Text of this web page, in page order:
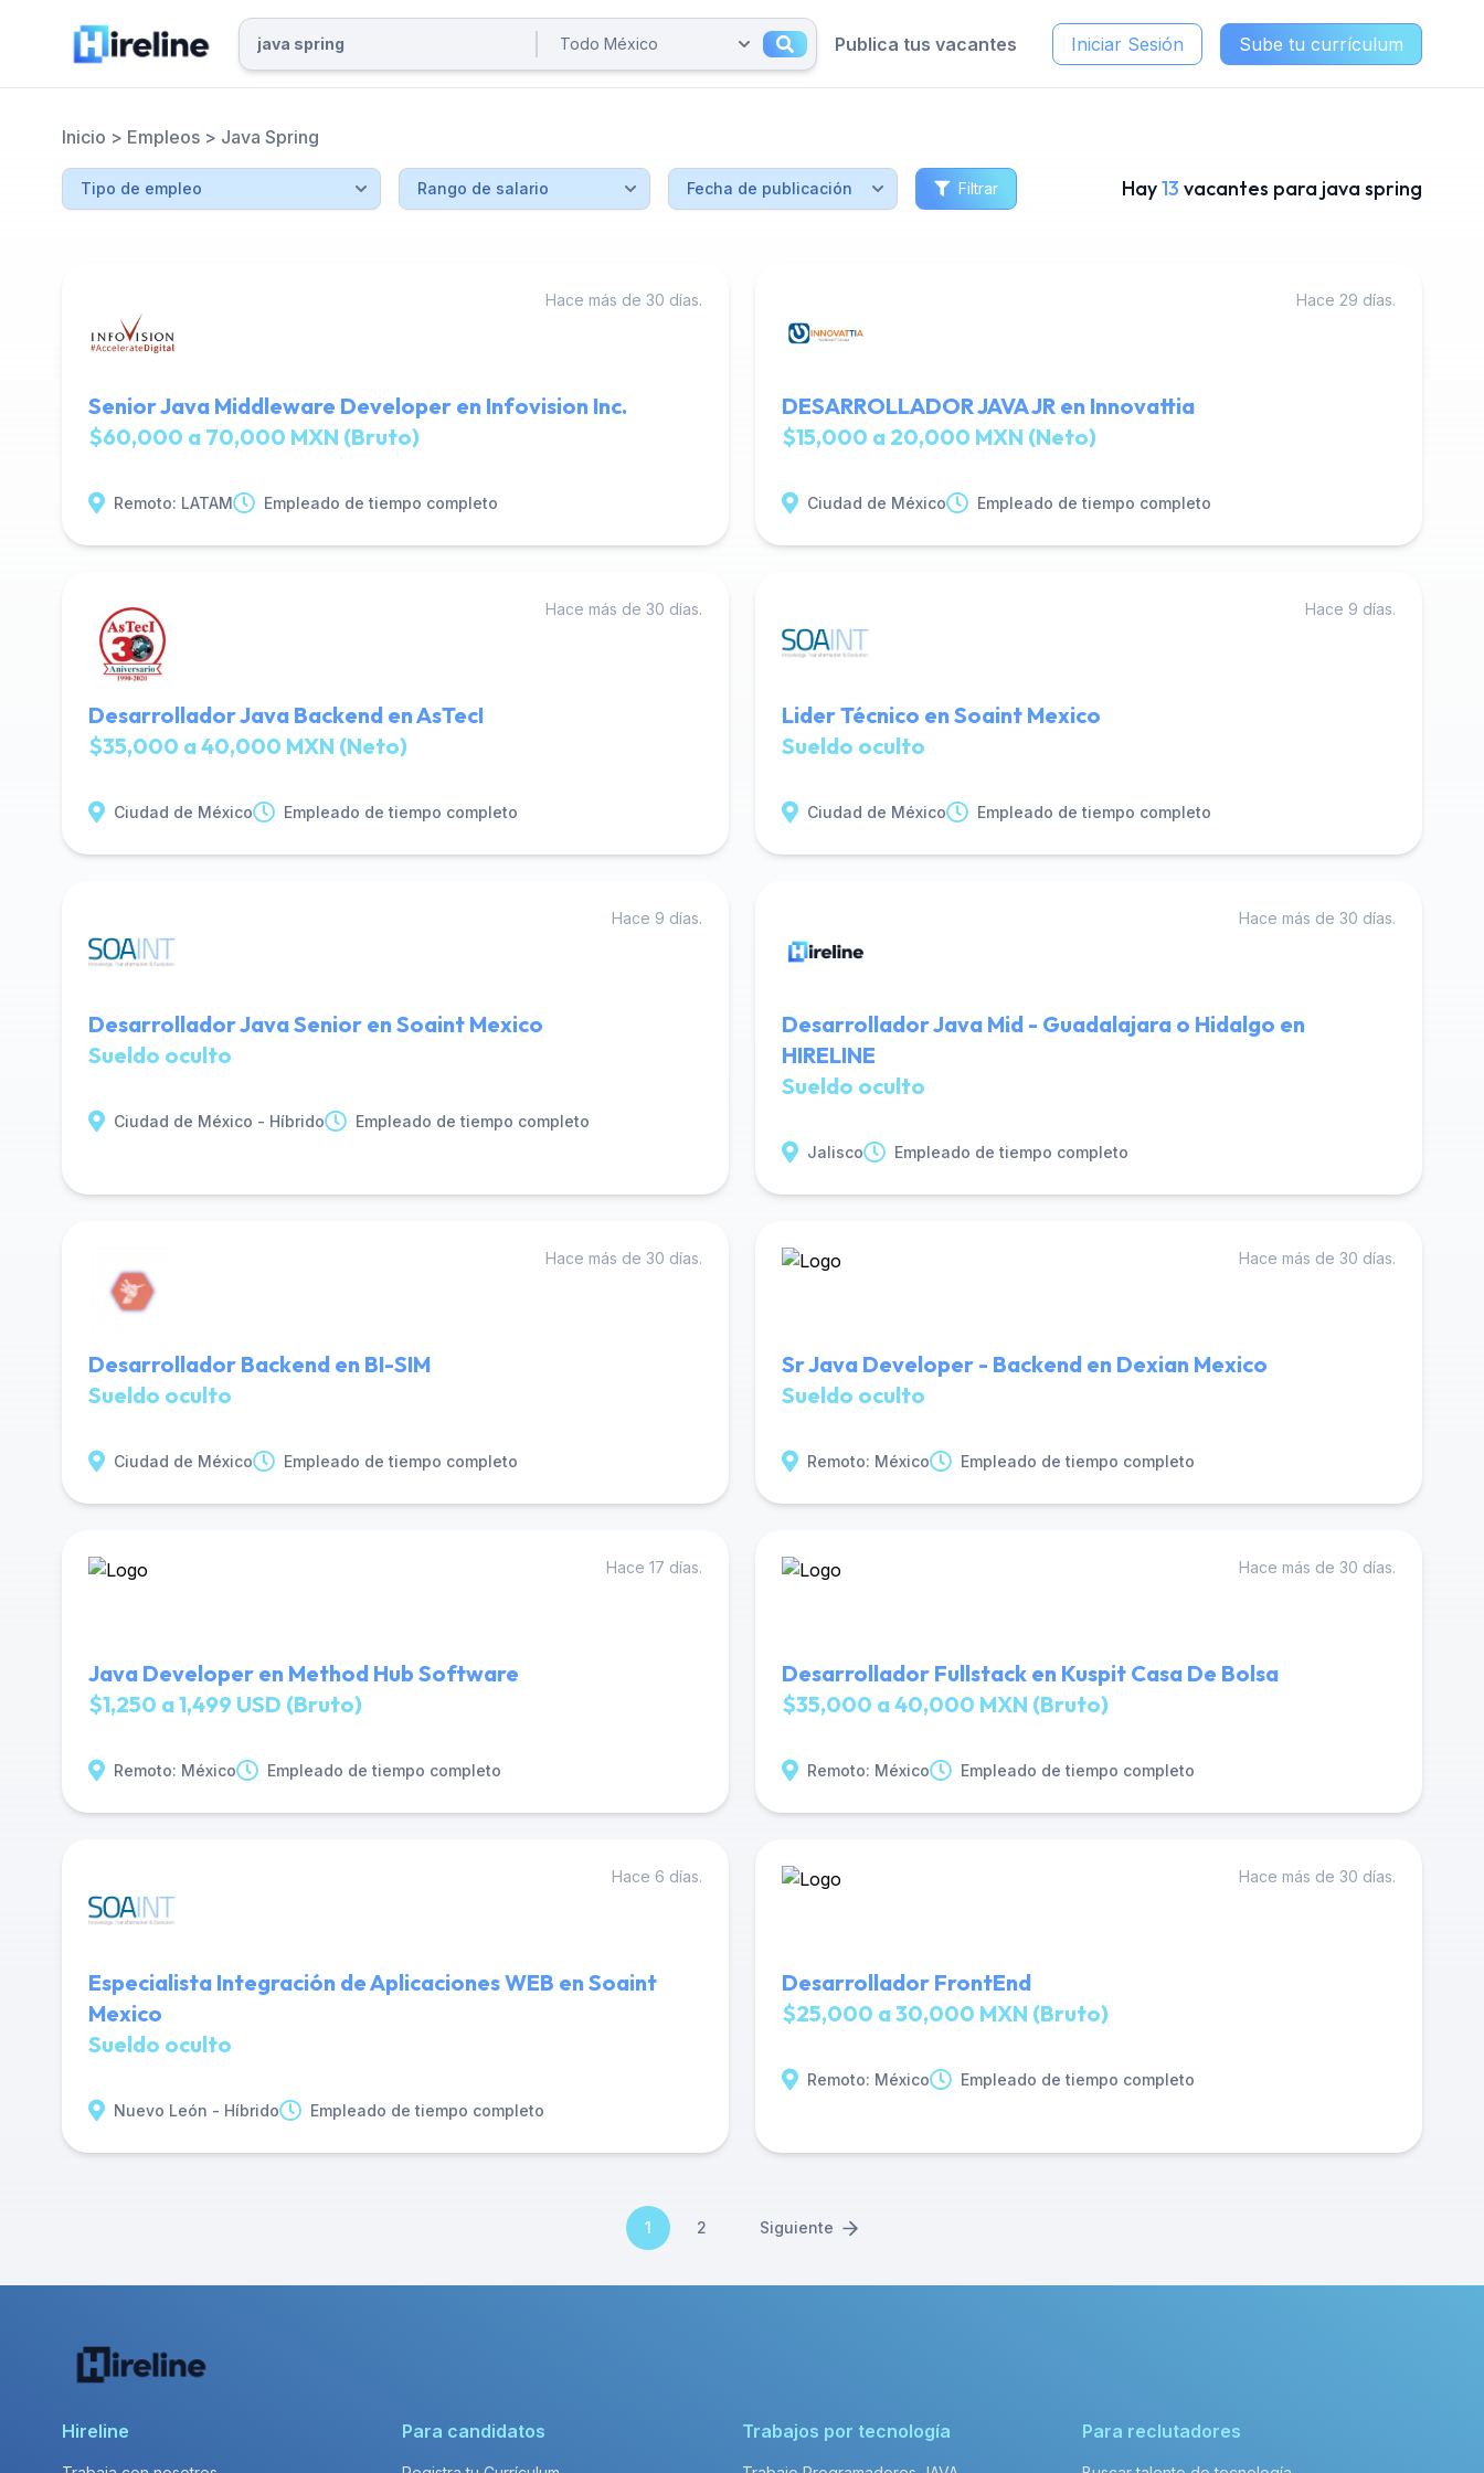
Publica tus vacantes Iniciar Sesión Sube tu currículum
Inicio > Empleos > Java Spring
Filtrar Hay13 vacantes para java spring
Hace más de 30 días.
Senior Java Middleware Developer en Infovision Inc.
$60,000 a 70,000 MXN (Bruto)
Remoto: LATAM Empleado de tiempo completo
Hace 29 días.
DESARROLLADOR JAVA JR en Innovattia
$15,000 a 20,000 MXN (Neto)
Ciudad de México Empleado de tiempo completo
Hace más de 30 días.
Desarrollador Java Backend en AsTecI
$35,000 a 40,000 MXN (Neto)
Ciudad de México Empleado de tiempo completo
Hace 9 días.
Lider Técnico en Soaint Mexico
Sueldo oculto
Ciudad de México Empleado de tiempo completo
Hace 9 días.
Desarrollador Java Senior en Soaint Mexico
Sueldo oculto
Ciudad de México - Híbrido Empleado de tiempo completo
Hace más de 30 días.
Desarrollador Java Mid - Guadalajara o Hidalgo en
HIRELINE
Sueldo oculto
Jalisco Empleado de tiempo completo
Hace más de 30 días.
Desarrollador Backend en BI-SIM
Sueldo oculto
Ciudad de México Empleado de tiempo completo
Hace más de 30 días.
Sr Java Developer - Backend en Dexian Mexico
Sueldo oculto
Remoto: México Empleado de tiempo completo
Hace 17 días.
Java Developer en Method Hub Software
$1,250 a 1,499 USD (Bruto)
Remoto: México Empleado de tiempo completo
Hace más de 30 días.
Desarrollador Fullstack en Kuspit Casa De Bolsa
$35,000 a 40,000 MXN (Bruto)
Remoto: México Empleado de tiempo completo
Hace 6 días.
Especialista Integración de Aplicaciones WEB en Soaint
Mexico
Sueldo oculto
Nuevo León - Híbrido Empleado de tiempo completo
Hace más de 30 días.
Desarrollador FrontEnd
$25,000 a 30,000 MXN (Bruto)
Remoto: México Empleado de tiempo completo
1 2 Siguiente
Hireline Para candidatos Trabajos por tecnología Para reclutadores